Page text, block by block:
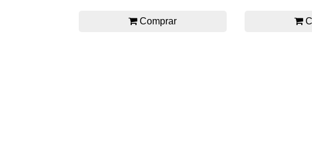
Comprar